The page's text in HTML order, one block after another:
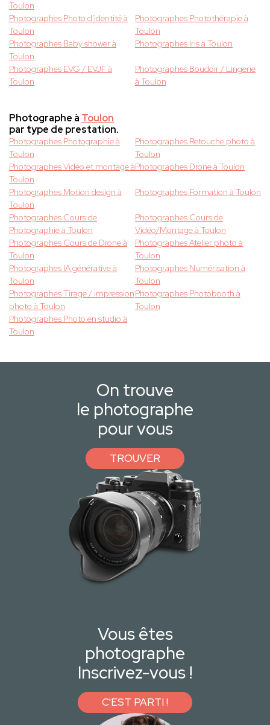
Toulon
Photographes Photo d'identité à
Toulon
Photographes Photothérapie à
Toulon
Photographes Baby shower à
Toulon
Photographes Iris à Toulon
Photographes EVG / EVJF à
Toulon
Photographes Boudoir / Lingerie
à Toulon
Photographe à Toulon
par type de prestation.
Photographes Photographie à
Toulon
Photographes Retouche photo à
Toulon
Photographes Vidéo et montage à
Toulon
Photographes Drone à Toulon
Photographes Motion design à
Toulon
Photographes Formation à Toulon
Photographes Cours de
Photographie à Toulon
Photographes Cours de
Vidéo/Montage à Toulon
Photographes Cours de Drone à
Toulon
Photographes Atelier photo à
Toulon
Photographes IA générative à
Toulon
Photographes Numérisation à
Toulon
Photographes Tirage / impression
photo à Toulon
Photographes Photobooth à
Toulon
Photographes Photo en studio à
Toulon
On trouve
le photographe
pour vous
TROUVER
Vous êtes
photographe
Inscrivez-vous !
C'EST PARTI !